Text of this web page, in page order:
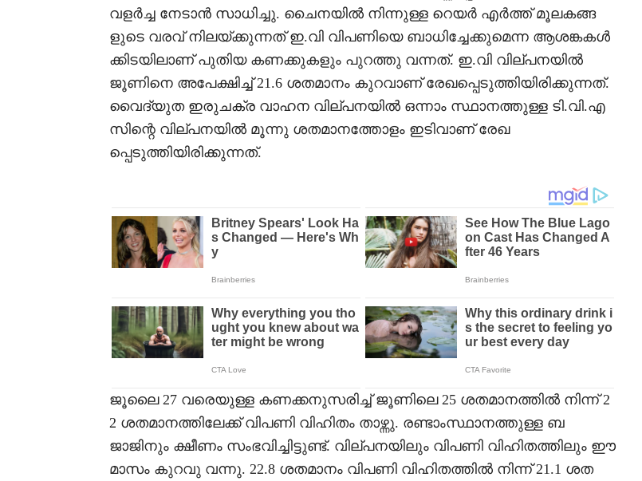
വളർച്ച നേടാൻ സാധിച്ചു. ചൈനയിൽ നിന്നുള്ള റെയർ എർത്ത് മൂലകങ്ങ
ളുടെ വരവ് നിലയ്ക്കുന്നത് ഇ.വി വിപണിയെ ബാധിച്ചേക്കുമെന്ന ആശങ്കകൾ
ക്കിടയിലാണ് പുതിയ കണക്കുകളും പുറത്തു വന്നത്. ഇ.വി വില്പനയിൽ
ജൂണിനെ അപേക്ഷിച്ച് 21.6 ശതമാനം കുറവാണ് രേഖപ്പെടുത്തിയിരിക്കുന്നത്.
വൈദ്യുത ഇരുചക്ര വാഹന വില്പനയിൽ ഒന്നാം സ്ഥാനത്തുള്ള ടി.വി.എ
സിന്റെ വില്പനയിൽ മൂന്നു ശതമാനത്തോളം ഇടിവാണ് രേഖ
പ്പെടുത്തിയിരിക്കുന്നത്.
ജൂലൈ 27 വരെയുള്ള കണക്കനുസരിച്ച് ജൂണിലെ 25 ശതമാനത്തിൽ നിന്ന് 2
2 ശതമാനത്തിലേക്ക് വിപണി വിഹിതം താഴ്ന്നു. രണ്ടാംസ്ഥാനത്തുള്ള ബ
ജാജിനും ക്ഷീണം സംഭവിച്ചിട്ടുണ്ട്. വില്പനയിലും വിപണി വിഹിതത്തിലും ഈ
മാസം കുറവു വന്നു. 22.8 ശതമാനം വിപണി വിഹിതത്തിൽ നിന്ന് 21.1 ശത